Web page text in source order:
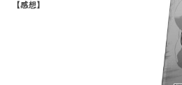
【感想】